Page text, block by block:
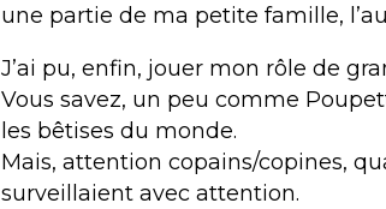
une partie de ma petite famille,
J’ai pu, enfin, jouer mon rôle de
Vous savez, un peu comme
les bêtises du monde.
Mais, attention copains/copines,
surveillaient avec attention.